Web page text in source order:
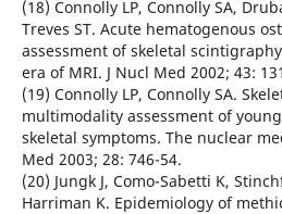
(18) Connolly LP, Connolly SA,
Treves ST. Acute hematogenous
assessment of skeletal
era of MRI. J Nucl Med 2002; 43:
(19) Connolly LP, Connolly SA.
multimodality assessment of
skeletal symptoms. The nuclear
Med 2003; 28: 746-54.
(20) Jungk J, Como-Sabetti K,
Harriman K. Epidemiology of